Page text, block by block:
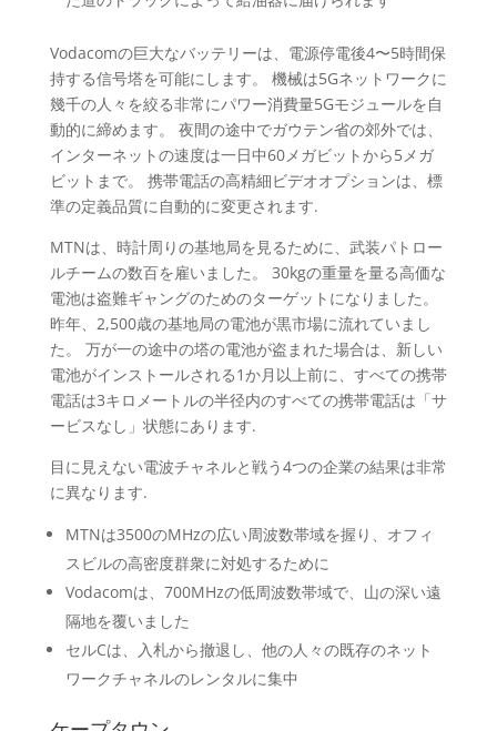
Vodacomの巨大なバッテリーは、電源停電後4〜5時間保
持する信号塔を可能にします。 機械は5Gネットワークに
幾千の人々を絞る非常にパワー消費量5Gモジュールを自
動的に締めます。 夜間の途中でガウテン省の郊外では、
インターネットの速度は一日中60メガビットから5メガ
ビットまで。 携帯電話の高精細ビデオオプションは、標
準の定義品質に自動的に変更されます.
MTNは、時計周りの基地局を見るために、武装パトロー
ルチームの数百を雇いました。 30kgの重量を量る高価な
電池は盗難ギャングのためのターゲットになりました。
昨年、2,500歳の基地局の電池が黒市場に流れていまし
た。 万が一の途中の塔の電池が盗まれた場合は、新しい
電池がインストールされる1か月以上前に、すべての携帯
電話は3キロメートルの半径内のすべての携帯電話は「サ
ービスなし」状態にあります.
目に見えない電波チャネルと戦う4つの企業の結果は非常
に異なります.
MTNは3500のMHzの広い周波数帯域を握り、オフィ
スビルの高密度群衆に対処するために
Vodacomは、700MHzの低周波数帯域で、山の深い遠
隔地を覆いました
セルCは、入札から撤退し、他の人々の既存のネット
ワークチャネルのレンタルに集中